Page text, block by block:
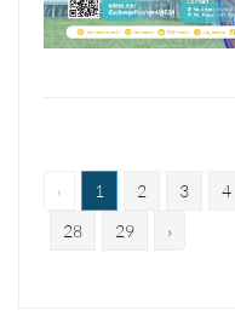
‹ 1 2 3 4
28
29 ›